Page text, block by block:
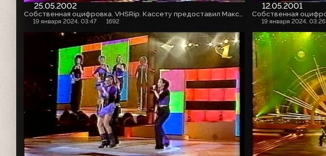
25.05.2002
19 января 2024, 03:47 1692
12.05.2001
19 января 2024, 03:26